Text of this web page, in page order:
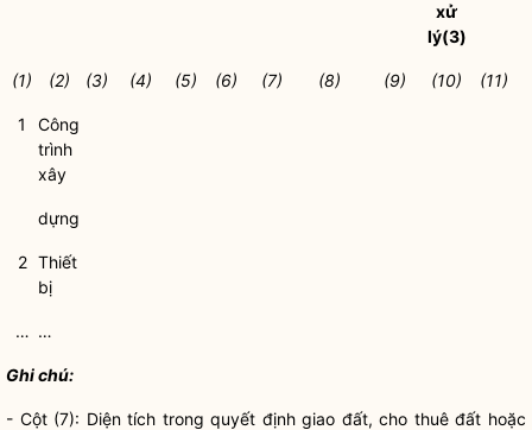
xử
lý(3)
(1) (2) (3) (4) (5) (6) (7) (8) (9) (10) (11)
1
Công
trình
xây
dựng
2 Thiết
bị
… …
Ghi chú:
- Cột (7): Diện tích trong quyết định giao đất, cho thuê đất hoặc